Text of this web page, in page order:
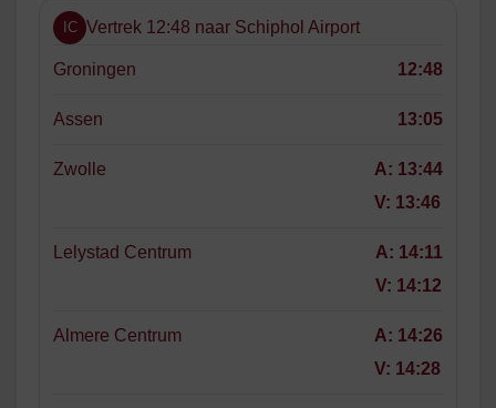
IC Vertrek 12:48 naar Schiphol Airport
Groningen 12:48
Assen 13:05
Zwolle A: 13:44
V: 13:46
Lelystad Centrum A: 14:11
V: 14:12
Almere Centrum A: 14:26
V: 14:28